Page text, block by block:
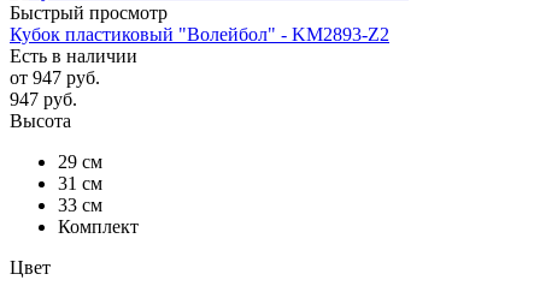
Быстрый просмотр
Кубок пластиковый "Волейбол" - KM2893-Z2
Есть в наличии
от 947 руб.
947 руб.
Высота
29 см
31 см
33 см
Комплект
Цвет